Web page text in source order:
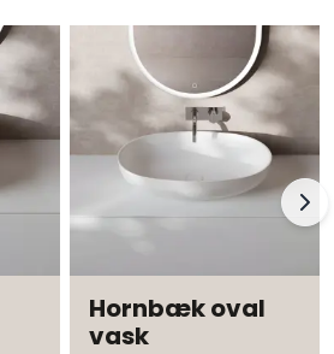
Hornbæk oval
vask